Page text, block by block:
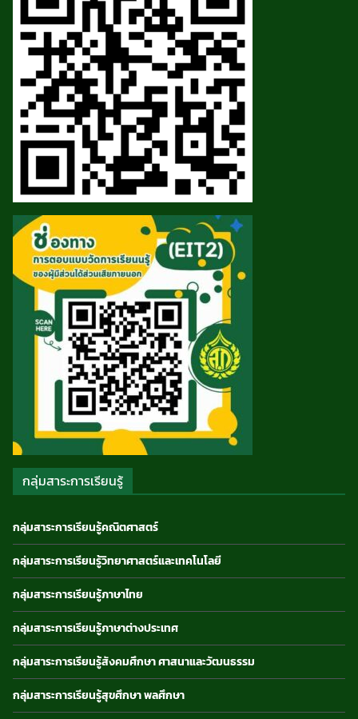
กลุ่มสาระการเรียนรู้
กลุ่มสาระการเรียนรู้คณิตศาสตร์
กลุ่มสาระการเรียนรู้วิทยาศาสตร์และเทคโนโลยี
กลุ่มสาระการเรียนรู้ภาษาไทย
กลุ่มสาระการเรียนรู้ภาษาต่างประเทศ
กลุ่มสาระการเรียนรู้สังคมศึกษา ศาสนาและวัฒนธรรม
กลุ่มสาระการเรียนรู้สุขศึกษา พลศึกษา